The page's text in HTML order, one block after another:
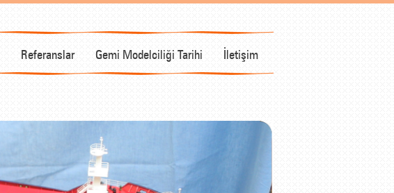
Referanslar Gemi Modelciliği Tarihi İletişim